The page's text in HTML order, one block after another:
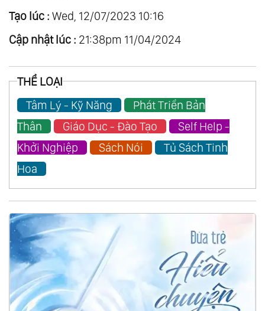
Tạo lúc : Wed, 12/07/2023 10:16
Cập nhật lúc : 21:38pm 11/04/2024
THỂ LOẠI
Tâm Lý - Kỹ Năng
Phát Triển Bản
Thân
Giáo Dục - Đào Tạo
Self Help -
Khởi Nghiệp
Sách Nói
Tủ Sách Tinh
Hoa